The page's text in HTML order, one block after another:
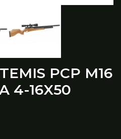
PCP M16
4-16X50